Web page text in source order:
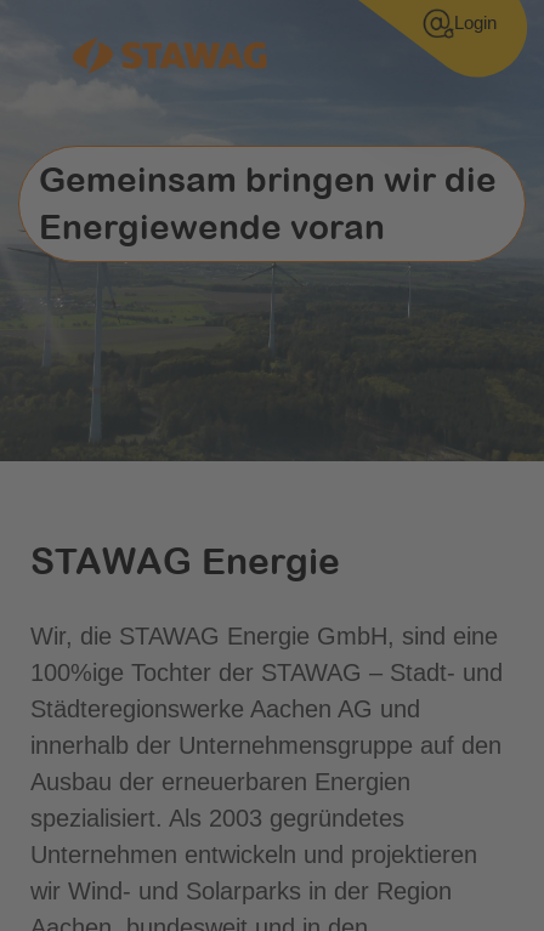
Login
Gemeinsam bringen wir die
Energiewende voran
STAWAG Energie
Wir, die STAWAG Energie GmbH, sind eine
100%ige Tochter der STAWAG – Stadt- und
Städteregionswerke Aachen AG und
innerhalb der Unternehmensgruppe auf den
Ausbau der erneuerbaren Energien
spezialisiert. Als 2003 gegründetes
Unternehmen entwickeln und projektieren
wir Wind- und Solarparks in der Region